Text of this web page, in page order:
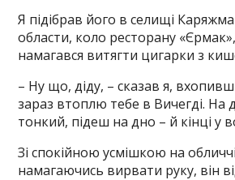
Я підібрав його в селищі
области, коло ресторану
намагався витягти цигарки з
– Ну що, діду, – сказав я,
зараз втоплю тебе в Вичегді. На
тонкий, підеш на дно – й кінці у
Зі спокійною усмішкою на
намагаючись вирвати руку, він